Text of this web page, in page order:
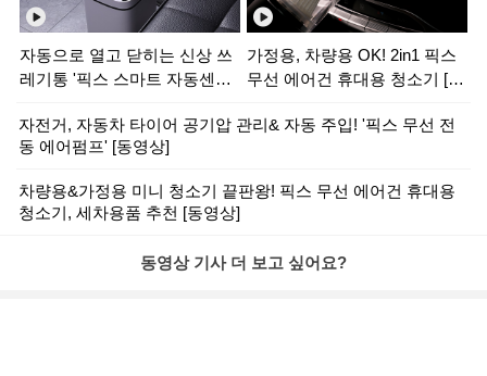
자동으로 열고 닫히는 신상 쓰
레기통 '픽스 스마트 자동센서
가정용, 차량용 OK! 2in1 픽스
무선 에어건 휴대용 청소기 [동
자전거, 자동차 타이어 공기압 관리& 자동 주입! '픽스 무선 전
동 에어펌프' [동영상]
차량용&가정용 미니 청소기 끝판왕! 픽스 무선 에어건 휴대용
청소기, 세차용품 추천 [동영상]
동영상 기사 더 보고 싶어요?